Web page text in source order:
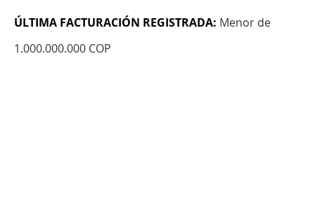
ÚLTIMA FACTURACIÓN REGISTRADA: Menor de
1.000.000.000 COP